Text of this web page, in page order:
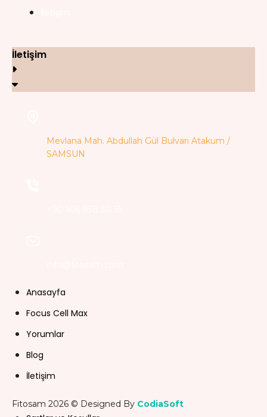
İletişim
Mevlana Mah. Abdullah Gül Bulvarı Atakum /
SAMSUN
Anasayfa
Focus Cell Max
Yorumlar
Blog
İletişim
Fitosam 2026 © Designed By CodiaSoft